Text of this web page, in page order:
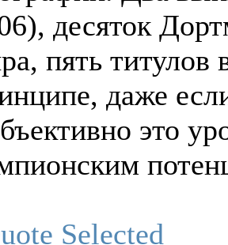
десяток
пять титулов
даже
это